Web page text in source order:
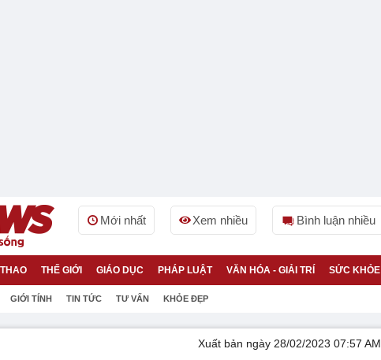
Mới nhất Xem nhiều Bình luận nhiều
THẾ GIỚI GIÁO DỤC PHÁP LUẬT VĂN HÓA - GIẢI TRÍ SỨC KHỎE
GIỚI TÍNH TIN TỨC TƯ VẤN KHỎE ĐẸP
Xuất bản ngày 28/02/2023 07:57 AM